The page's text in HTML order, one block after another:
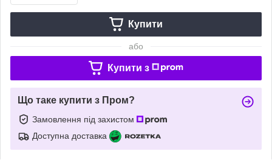
Купити
або
Купити з
Що таке купити з Пром?
Замовлення під захистом
Доступна доставка